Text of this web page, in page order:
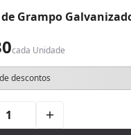
Grampo
cada Unidade
descontos